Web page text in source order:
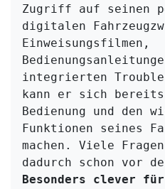
Zugriff auf seinen
digitalen
Einweisungsfilmen,
integrierten
kann er sich
Bedienung und den
Funktionen seines
machen. Viele
dadurch schon vor
Besonders clever